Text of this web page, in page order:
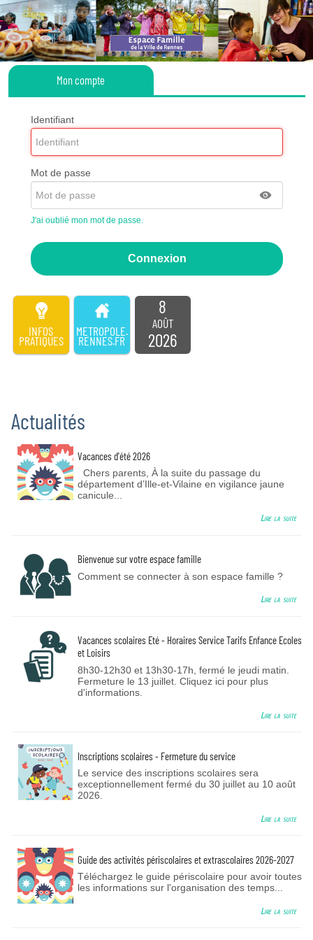
Mon compte
Identifiant
Mot de passe
J'ai oublié mon mot de passe.
INFOS
PRATIQUES
METROPOLE.
RENNES.FR
8
AOÛT
2026
Actualités
Vacances d'été 2026
Chers parents, À la suite du passage du
département d’Ille-et-Vilaine en vigilance jaune
canicule...
Lire la suite
Bienvenue sur votre espace famille
Comment se connecter à son espace famille ?
Lire la suite
Vacances scolaires Eté - Horaires Service Tarifs Enfance Ecoles
et Loisirs
8h30-12h30 et 13h30-17h, fermé le jeudi matin.
Fermeture le 13 juillet. Cliquez ici pour plus
d'informations.
Lire la suite
Inscriptions scolaires - Fermeture du service
Le service des inscriptions scolaires sera
exceptionnellement fermé du 30 juillet au 10 août
2026.
Lire la suite
Guide des activités périscolaires et extrascolaires 2026-2027
Téléchargez le guide périscolaire pour avoir toutes
les informations sur l'organisation des temps...
Lire la suite